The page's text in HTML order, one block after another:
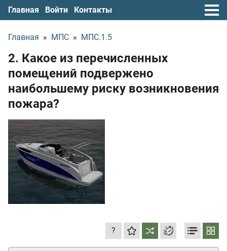
Главная Войти Контакты
Главная » МПС » МПС.1.5
2. Какое из перечисленных
помещений подвержено
наибольшему риску возникновения
пожара?
?